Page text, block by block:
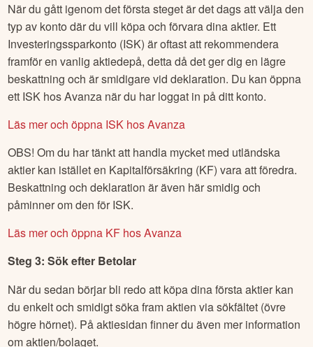
När du gått igenom det första steget är det dags att välja den
typ av konto där du vill köpa och förvara dina aktier. Ett
Investeringssparkonto (ISK) är oftast att rekommendera
framför en vanlig aktiedepå, detta då det ger dig en lägre
beskattning och är smidigare vid deklaration. Du kan öppna
ett ISK hos Avanza när du har loggat in på ditt konto.
Läs mer och öppna ISK hos Avanza
OBS! Om du har tänkt att handla mycket med utländska
aktier kan istället en Kapitalförsäkring (KF) vara att föredra.
Beskattning och deklaration är även här smidig och
påminner om den för ISK.
Läs mer och öppna KF hos Avanza
Steg 3: Sök efter Betolar
När du sedan börjar bli redo att köpa dina första aktier kan
du enkelt och smidigt söka fram aktien via sökfältet (övre
högre hörnet). På aktiesidan finner du även mer information
om aktien/bolaget.